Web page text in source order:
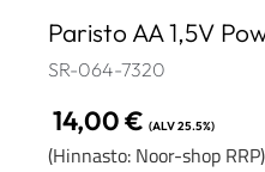
Paristo AA 1,5V
SR-064-7320
14,00€ (ALV 25.5%)
(Hinnasto: Noor-shop RRP)